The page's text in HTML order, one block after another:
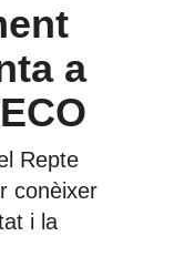
a
Repte
conèixer
i la